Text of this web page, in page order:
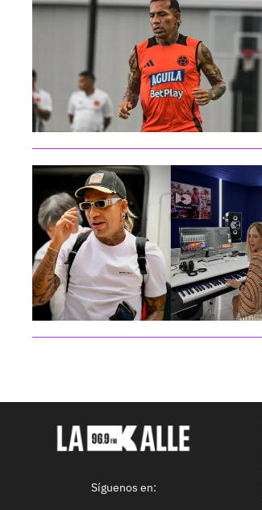
Síguenos en: